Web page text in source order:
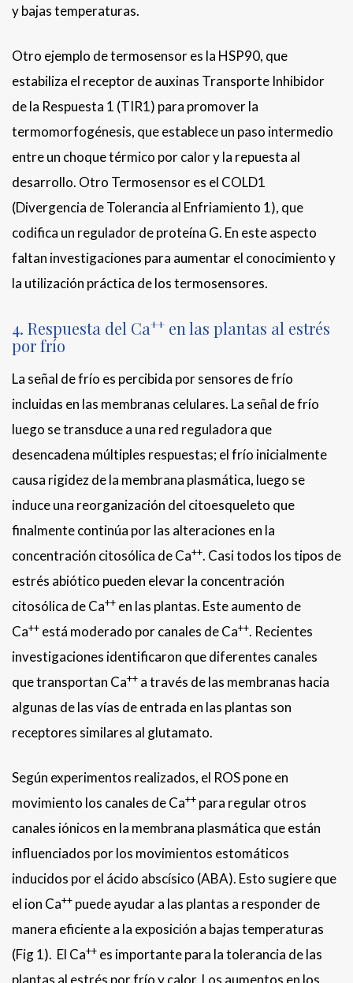
y bajas temperaturas.
Otro ejemplo de termosensor es la HSP90, que
estabiliza el receptor de auxinas Transporte Inhibidor
de la Respuesta 1 (TIR1) para promover la
termomorfogénesis, que establece un paso intermedio
entre un choque térmico por calor y la repuesta al
desarrollo. Otro Termosensor es el COLD1
(Divergencia de Tolerancia al Enfriamiento 1), que
codifica un regulador de proteína G. En este aspecto
faltan investigaciones para aumentar el conocimiento y
la utilización práctica de los termosensores.
4. Respuesta del Ca++ en las plantas al estrés
por frío
La señal de frío es percibida por sensores de frío
incluidas en las membranas celulares. La señal de frío
luego se transduce a una red reguladora que
desencadena múltiples respuestas; el frío inicialmente
causa rigidez de la membrana plasmática, luego se
induce una reorganización del citoesqueleto que
finalmente continúa por las alteraciones en la
concentración citosólica de Ca++. Casi todos los tipos de
estrés abiótico pueden elevar la concentración
citosólica de Ca++ en las plantas. Este aumento de
Ca++ está moderado por canales de Ca++. Recientes
investigaciones identificaron que diferentes canales
que transportan Ca++ a través de las membranas hacia
algunas de las vías de entrada en las plantas son
receptores similares al glutamato.
Según experimentos realizados, el ROS pone en
movimiento los canales de Ca++ para regular otros
canales iónicos en la membrana plasmática que están
influenciados por los movimientos estomáticos
inducidos por el ácido abscísico (ABA). Esto sugiere que
el ion Ca++ puede ayudar a las plantas a responder de
manera eficiente a la exposición a bajas temperaturas
(Fig 1). El Ca++ es importante para la tolerancia de las
plantas al estrés por frío y calor. Los aumentos en los